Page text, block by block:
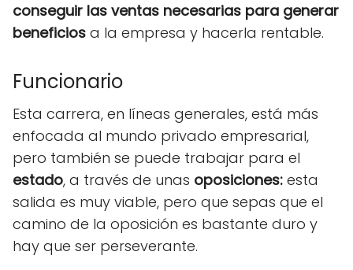
conseguir las ventas necesarias para generar
beneficios a la empresa y hacerla rentable.
Funcionario
Esta carrera, en líneas generales, está más
enfocada al mundo privado empresarial,
pero también se puede trabajar para el
estado, a través de unas oposiciones: esta
salida es muy viable, pero que sepas que el
camino de la oposición es bastante duro y
hay que ser perseverante.